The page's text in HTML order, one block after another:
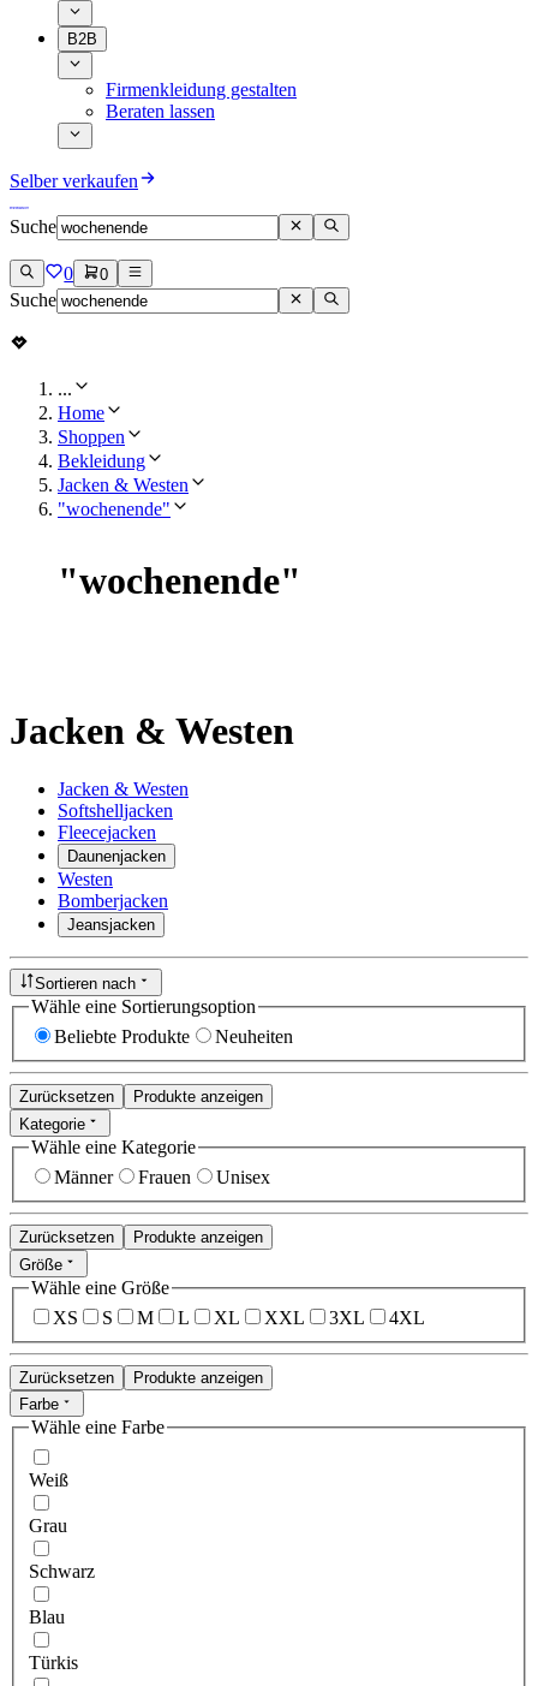
B2B
Firmenkleidung gestalten
Beraten lassen
Selber verkaufen
Suche
0 0
Suche
...
Home
Shoppen
Bekleidung
Jacken & Westen
"wochenende"
"wochenende"
Jacken & Westen
Jacken & Westen
Softshelljacken
Fleecejacken
Daunenjacken
Westen
Bomberjacken
Jeansjacken
Sortieren nach
Wähle eine Sortierungsoption
Beliebte Produkte
Neuheiten
Zurücksetzen
Produkte anzeigen
Kategorie
Wähle eine Kategorie
Männer
Frauen Unisex
Zurücksetzen
Produkte anzeigen
Größe
Wähle eine Größe
XS
S M L XL XXL 3XL 4XL
Zurücksetzen
Produkte anzeigen
Farbe
Wähle eine Farbe
Weiß
Grau
Schwarz
Blau
Türkis